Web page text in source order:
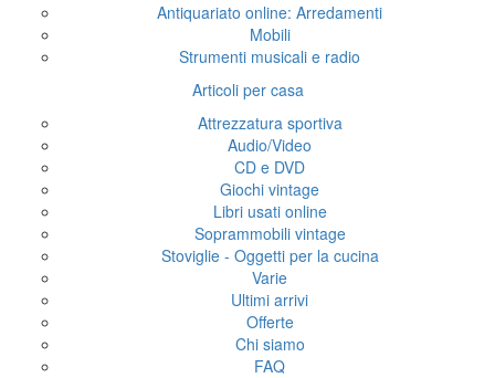
Antiquariato online: Arredamenti
Mobili
Strumenti musicali e radio
Articoli per casa
Attrezzatura sportiva
Audio/Video
CD e DVD
Giochi vintage
Libri usati online
Soprammobili vintage
Stoviglie - Oggetti per la cucina
Varie
Ultimi arrivi
Offerte
Chi siamo
FAQ